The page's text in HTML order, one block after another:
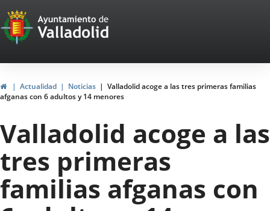
Portal
Web
del
Ayuntamiento
de
Valladolid
HomeActualidad Noticias
Valladolid acoge a las tres primeras familias
afganas con 6 adultos y 14 menores
Valladolid acoge a las
tres primeras
familias afganas con